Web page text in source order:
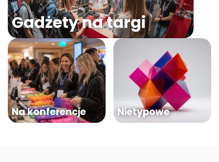
Gadżety na targi
Na konferencje Nietypowe